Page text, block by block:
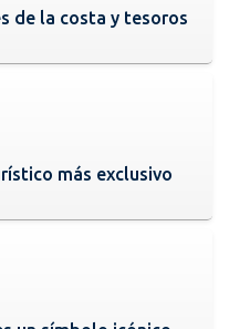
de la costa y tesoros
más exclusivo